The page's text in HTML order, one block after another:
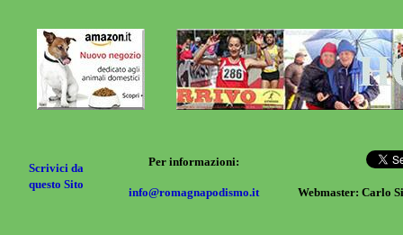
Scrivici da
questo Sito
Per informazioni:
info@romagnapodismo.it Webmaster: Carlo